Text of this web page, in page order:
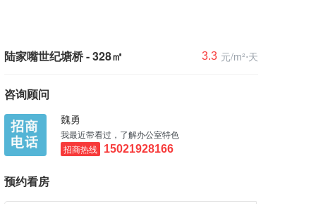
陆家嘴世纪塘桥 - 328㎡ 3.3 元/m²⋅天
咨询顾问
魏勇
我最近带看过，了解办公室特色
招商热线 15021928166
预约看房